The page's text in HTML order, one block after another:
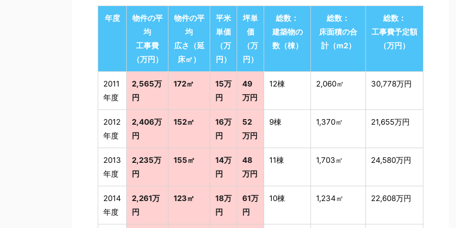
年度
物件の平
均
工事費
（万円）
物件の平
均
広さ（延
床㎡）
平米
単価
（万
円）
坪単
価
（万
円）
総数：
建築物の
数（棟）
総数：
床面積の合
計（m2）
総数：
工事費予定額
（万円）
2011
年度
2,565万
円
172㎡
15万
円
49
万円
12棟 2,060㎡ 30,778万円
2012
年度
2,406万
円
152㎡
16万
円
52
万円
9棟 1,370㎡ 21,655万円
2013
年度
2,235万
円
155㎡
14万
円
48
万円
11棟 1,703㎡ 24,580万円
2014
年度
2,261万
円
123㎡
18万
円
61万
円
10棟 1,234㎡ 22,608万円